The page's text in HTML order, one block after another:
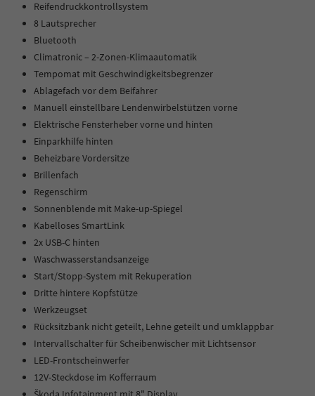
Reifendruckkontrollsystem
8 Lautsprecher
Bluetooth
Climatronic – 2-Zonen-Klimaautomatik
Tempomat mit Geschwindigkeitsbegrenzer
Ablagefach vor dem Beifahrer
Manuell einstellbare Lendenwirbelstützen vorne
Elektrische Fensterheber vorne und hinten
Einparkhilfe hinten
Beheizbare Vordersitze
Brillenfach
Regenschirm
Sonnenblende mit Make-up-Spiegel
Kabelloses SmartLink
2x USB-C hinten
Waschwasserstandsanzeige
Start/Stopp-System mit Rekuperation
Dritte hintere Kopfstütze
Werkzeugset
Rücksitzbank nicht geteilt, Lehne geteilt und umklappbar
Intervallschalter für Scheibenwischer mit Lichtsensor
LED-Frontscheinwerfer
12V-Steckdose im Kofferraum